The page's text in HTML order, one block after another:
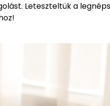
Leteszteltük a